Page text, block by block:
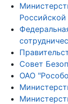
Совет
ОАО